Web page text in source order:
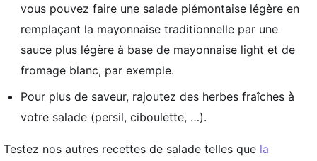
vous pouvez faire une salade piémontaise légère en
remplaçant la mayonnaise traditionnelle par une
sauce plus légère à base de mayonnaise light et de
fromage blanc, par exemple.
Pour plus de saveur, rajoutez des herbes fraîches à
votre salade (persil, ciboulette, …).
Testez nos autres recettes de salade telles que la